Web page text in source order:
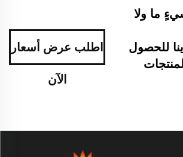
ما ولا
للحصول
اطلب عرض أسعار
الآن